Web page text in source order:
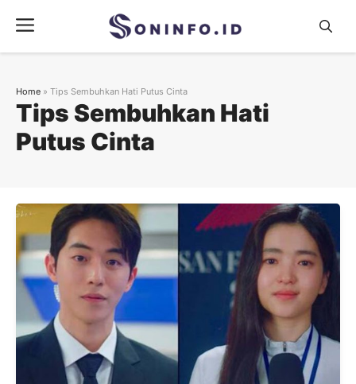
content
Menu
Tips Sembuhkan Hati
Putus Cinta
Home » Tips Sembuhkan Hati Putus Cinta